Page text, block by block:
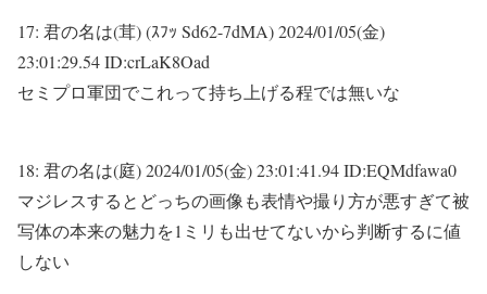
17: 君の名は(茸) (ｽﾌｯ Sd62-7dMA)2024/01/05(金)
23:01:29.54 ID:crLaK8Oad
セミプロ軍団でこれって持ち上げる程では無いな
18: 君の名は(庭)2024/01/05(金) 23:01:41.94 ID:EQMdfawa0
マジレスするとどっちの画像も表情や撮り方が悪すぎて被
写体の本来の魅力を1ミリも出せてないから判断するに値
しない